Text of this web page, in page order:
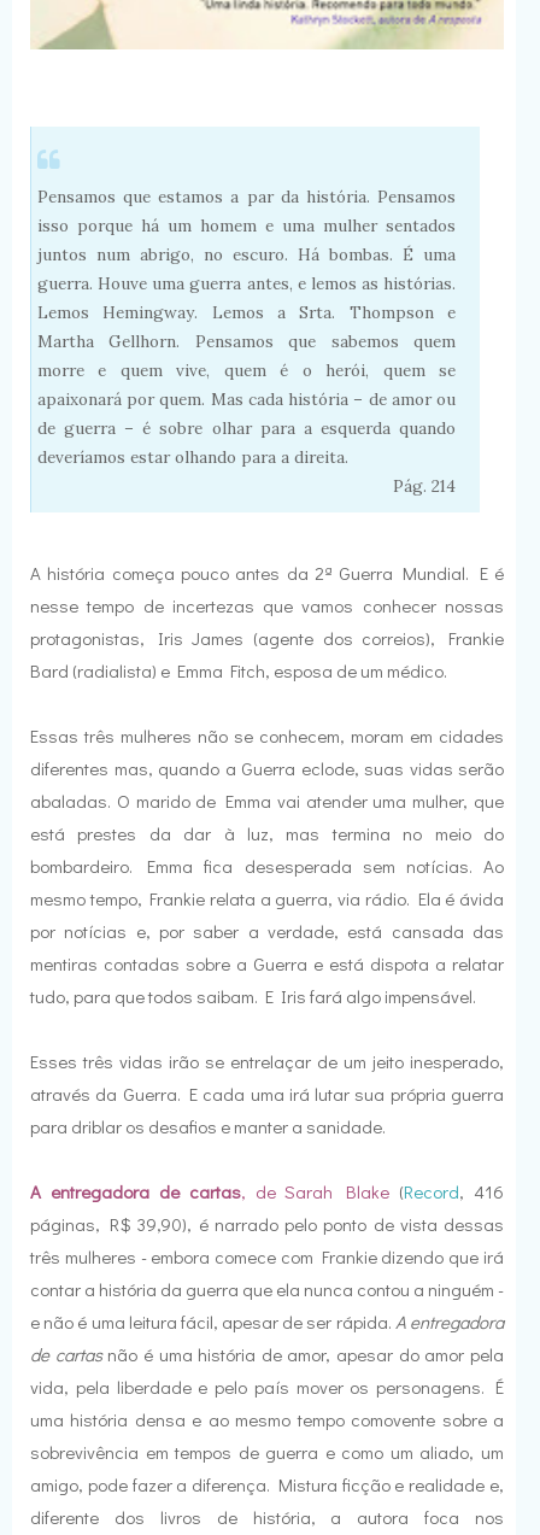
Pensamos que estamos a par da história. Pensamos
isso porque há um homem e uma mulher sentados
juntos num abrigo, no escuro. Há bombas. É uma
guerra. Houve uma guerra antes, e lemos as histórias.
Lemos Hemingway. Lemos a Srta. Thompson e
Martha Gellhorn. Pensamos que sabemos quem
morre e quem vive, quem é o herói, quem se
apaixonará por quem. Mas cada história – de amor ou
de guerra – é sobre olhar para a esquerda quando
deveríamos estar olhando para a direita.
Pág. 214
A história começa pouco antes da 2ª Guerra Mundial. E é
nesse tempo de incertezas que vamos conhecer nossas
protagonistas, Iris James (agente dos correios), Frankie
Bard (radialista) e Emma Fitch, esposa de um médico.
Essas três mulheres não se conhecem, moram em cidades
diferentes mas, quando a Guerra eclode, suas vidas serão
abaladas. O marido de Emma vai atender uma mulher, que
está prestes da dar à luz, mas termina no meio do
bombardeiro. Emma fica desesperada sem notícias. Ao
mesmo tempo, Frankie relata a guerra, via rádio. Ela é ávida
por notícias e, por saber a verdade, está cansada das
mentiras contadas sobre a Guerra e está dispota a relatar
tudo, para que todos saibam. E Iris fará algo impensável.
Esses três vidas irão se entrelaçar de um jeito inesperado,
através da Guerra. E cada uma irá lutar sua própria guerra
para driblar os desafios e manter a sanidade.
A entregadora de cartas, de Sarah Blake (Record, 416
páginas, R$ 39,90), é narrado pelo ponto de vista dessas
três mulheres - embora comece com Frankie dizendo que irá
contar a história da guerra que ela nunca contou a ninguém -
e não é uma leitura fácil, apesar de ser rápida. A entregadora
de cartasnão é uma história de amor, apesar do amor pela
vida, pela liberdade e pelo país mover os personagens. É
uma história densa e ao mesmo tempo comovente sobre a
sobrevivência em tempos de guerra e como um aliado, um
amigo, pode fazer a diferença. Mistura ficção e realidade e,
diferente dos livros de história, a autora foca nos